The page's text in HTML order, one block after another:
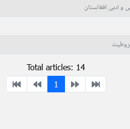
و ادبی افغانستان
Total articles: 14
1